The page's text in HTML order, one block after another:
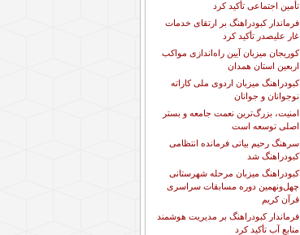
تأمین اجتماعی تأکید کرد
فرماندار کبودراهنگ بر ارتقای خدمات
غار علیصدر تأکید کرد
کوریجان میزبان آیین راه‌اندازی مواکب
اربعین استان همدان
کبودراهنگ میزبان اردوی ملی کاراته
نوجوانان و جوانان
امنیت، بزرگ‌ترین نعمت جامعه و بستر
اصلی توسعه است
سرهنگ رحیم بیاتی فرمانده انتظامی
کبودراهنگ شد
کبودراهنگ میزبان مرحله شهرستانی
چهل‌ونهمین دوره مسابقات سراسری
قرآن کریم
فرماندار کبودراهنگ بر مدیریت هوشمند
منابع آب تأکید کرد